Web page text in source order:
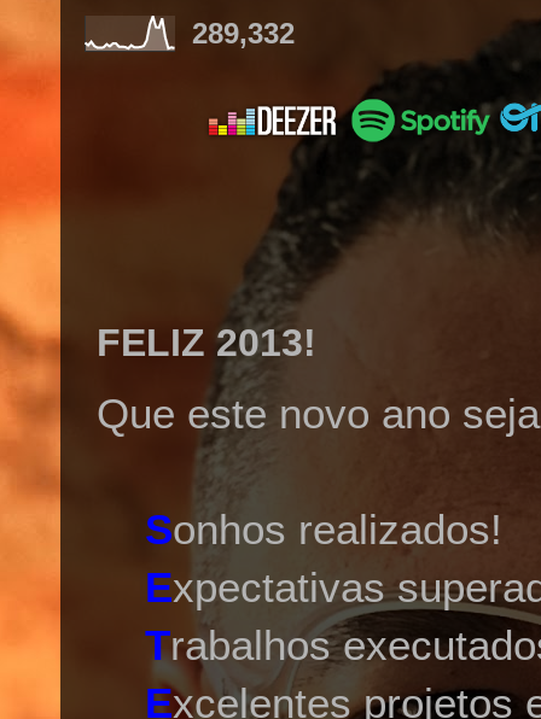
289,332
FELIZ 2013!
Que este novo ano
Sonhos realizados!
Expectativas
Trabalhos
Excelentes projetos